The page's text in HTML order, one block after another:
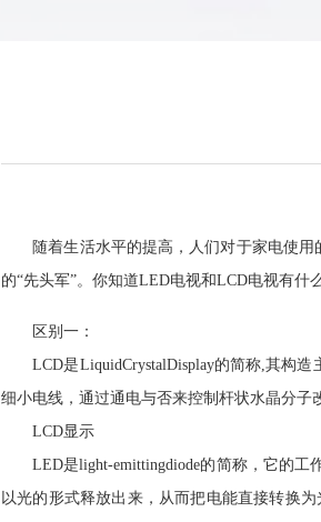
随着生活水平的提高，人们对于家电使用
的“先头军”。你知道LED电视和LCD电视有什
区别一：
LCD是LiquidCrystalDisplay的简称,其构造
细小电线，通过通电与否来控制杆状水晶分子
LCD显示
LED是light-emittingdiode的简称，它的工
以光的形式释放出来，从而把电能直接转换